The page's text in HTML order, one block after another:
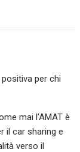
per chi
mai l’AMAT è
il car sharing e
verso il